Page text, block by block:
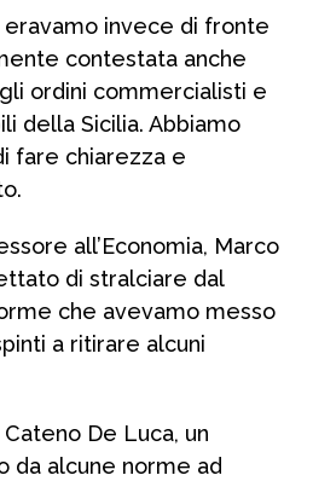
invece di fronte
contestata anche
ordini commercialisti e
della Sicilia. Abbiamo
fare chiarezza e
all’Economia, Marco
di stralciare dal
che avevamo messo
a ritirare alcuni
De Luca, un
da alcune norme ad